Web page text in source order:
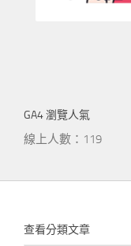
GA4 瀏覽人氣
線上人數：119
查看分類文章